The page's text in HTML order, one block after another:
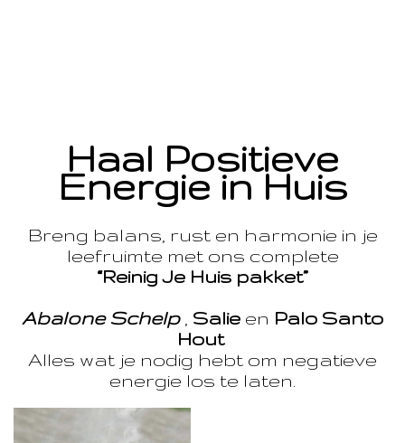
Haal Positieve
Energie in Huis
Breng balans, rust en harmonie in je
leefruimte met ons complete
“Reinig Je Huis pakket”
Abalone Schelp, Salie en Palo Santo
Hout
Alles wat je nodig hebt om negatieve
energie los te laten.